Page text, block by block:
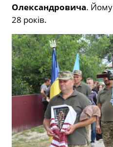
Олександровича.
28 років.